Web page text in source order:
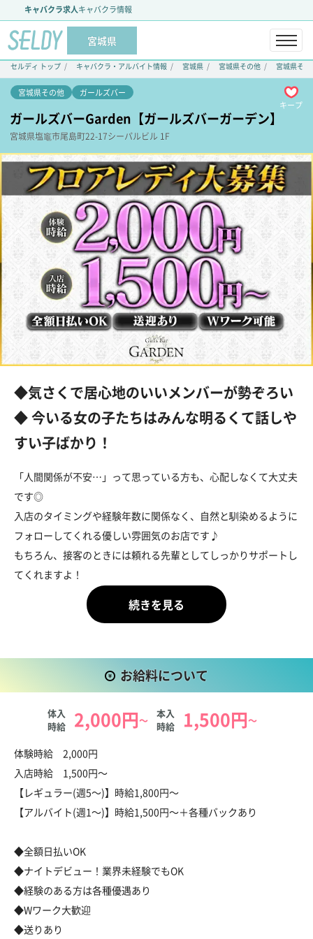
キャバクラ求人キャバクラ情報
宮城県
セルディ トップ キャバクラ・アルバイト情報 宮城県 宮城県その他 宮城県その
宮城県その他
ガールズバー
キープ
ガールズバーGarden【ガールズバーガーデン】
宮城県塩竈市尾島町22-17シーパルビル 1F
◆気さくで居心地のいいメンバーが勢ぞろい
◆ 今いる女の子たちはみんな明るくて話しや
すい子ばかり！
「人間関係が不安…」って思っている方も、心配しなくて大丈夫
です◎
入店のタイミングや経験年数に関係なく、自然と馴染めるように
フォローしてくれる優しい雰囲気のお店です♪
もちろん、接客のときには頼れる先輩としてしっかりサポートし
てくれますよ！
＼そしてさらに！／
うちにはとっても親しみやすい店長がいるので、サポート体制は
安心して飛び込んできてくださいね！
◆女の子にムリはさせません◆
【ガーデン】では、ヘアセットのためにセットサロンに行く必要
なし◎
自分でできる範囲でOKなので、早起きしたり、美容室の予約に
追われたり…なんてことはありません！
学校帰りやお仕事帰りにそのまま来れるので、ライフスタイルに
お給料について
体入
時給
2,000円～
本入
時給
1,500円～
お給料について
体験時給 2,000円
入店時給 1,500円～
【レギュラー(週5～)】時給1,800円～
【アルバイト(週1～)】時給1,500円～＋各種バックあり
◆全額日払いOK
◆ナイトデビュー！業界未経験でもOK
◆経験のある方は各種優遇あり
◆Wワーク大歓迎
◆送りあり